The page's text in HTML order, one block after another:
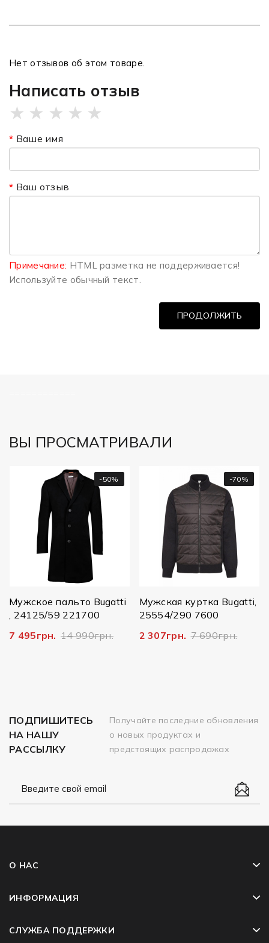
Нет отзывов об этом товаре.
Написать отзыв
★ ★ ★ ★ ★
Ваше имя
Ваш отзыв
Примечание: HTML разметка не поддерживается!
Используйте обычный текст.
ПРОДОЛЖИТЬ
ВЫ ПРОСМАТРИВАЛИ
-50%
Мужское пальто Bugatti
, 24125/59 221700
7 495грн. 14 990грн.
-70%
Мужская куртка Bugatti,
25554/290 7600
2 307грн. 7 690грн.
ПОДПИШИТЕСЬ
НА НАШУ
РАССЫЛКУ
Получайте последние обновления
о новых продуктах и
предстоящих распродажах
О НАС
ИНФОРМАЦИЯ
СЛУЖБА ПОДДЕРЖКИ